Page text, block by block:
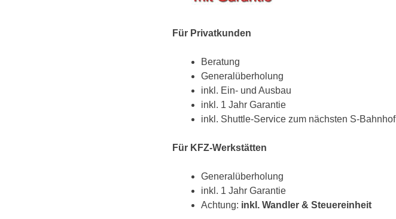
Für Privatkunden
Beratung
Generalüberholung
inkl. Ein- und Ausbau
inkl. 1 Jahr Garantie
inkl. Shuttle-Service zum nächsten S-Bahnhof
Für KFZ-Werkstätten
Generalüberholung
inkl. 1 Jahr Garantie
Achtung: inkl. Wandler & Steuereinheit